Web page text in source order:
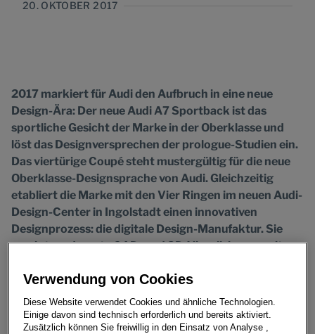
20. OKTOBER 2017
2017 markiert für Audi den Aufbruch in eine neue
Design-Ära: Der neue Audi A7 Sportback ist das
sportliche Gesicht der Marke in der Oberklasse und
löst das Designversprechen der prologue-Studien ein.
Das viertürige Coupé steht mustergültig für die neue
Oberklasse-Designsprache von Audi. Gleichzeitig
etabliert die Marke mit den Vier Ringen im neuen Audi-
Design-Center in Ingolstadt einen innovativen
Designprozess: die digitale Design-Manufaktur. Sie
vereint modernste CAD- und 3D-Visualisierung mit
Konzeption des neuen Design-Centers bildet die
Grundlage für eine integrative, disziplinübergreifende
Zusammenarbeit.
Verwendung von Cookies
Diese Website verwendet Cookies und ähnliche Technologien.
Einige davon sind technisch erforderlich und bereits aktiviert.
Zusätzlich können Sie freiwillig in den Einsatz von Analyse ,